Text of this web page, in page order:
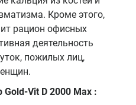
Кроме этого,
рацион офисных
деятельность
пожилых лиц,
Vit D 2000 Max :